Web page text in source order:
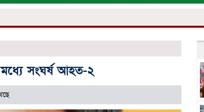
মধ্যে সংঘর্ষ আহত-২